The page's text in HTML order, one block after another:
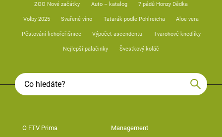
ZOO Nové začátky Auto – katalog 7 pádů Honzy Dědka
Volby 2025 Svařené víno Tatarák podle Pohlreicha Aloe vera
Pěstování lichořeřišnice Výpočet ascendentu Tvarohové knedlíky
Nejlepší palačinky Švestkový koláč
O FTV Prima Management